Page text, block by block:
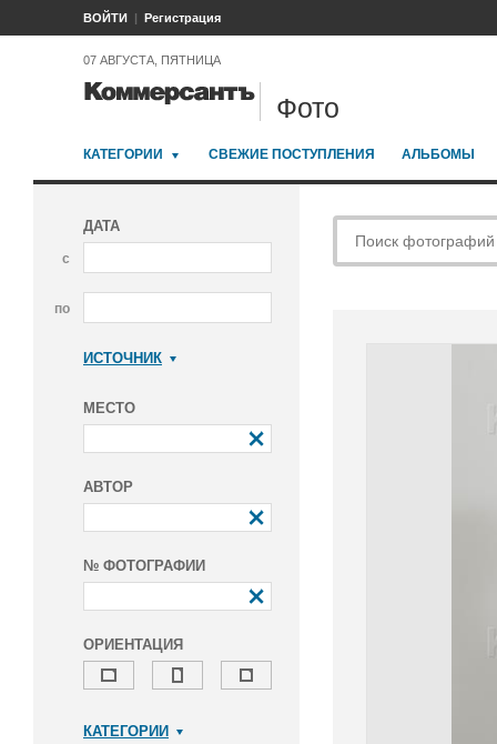
ВОЙТИ Регистрация
07 АВГУСТА, ПЯТНИЦА
Фото
КАТЕГОРИИ СВЕЖИЕ ПОСТУПЛЕНИЯ АЛЬБОМЫ
ДАТА
с
по
ИСТОЧНИК
МЕСТО
АВТОР
№ ФОТОГРАФИИ
ОРИЕНТАЦИЯ
КАТЕГОРИИ